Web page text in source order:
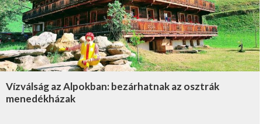
Vízválság az Alpokban: bezárhatnak az osztrák
menedékházak